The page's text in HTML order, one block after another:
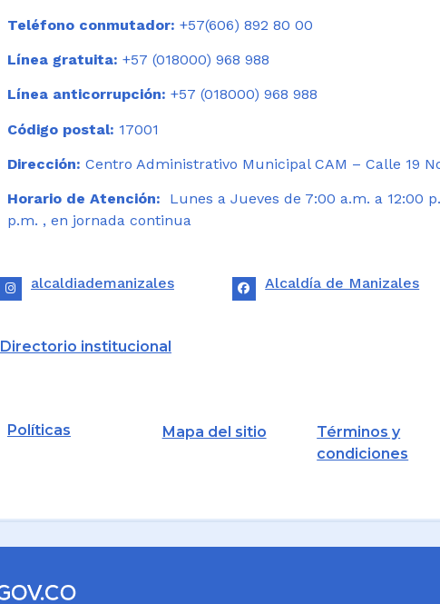
Teléfono conmutador: +57(606) 892 80 00
Línea gratuita: +57 (018000) 968 988
Línea anticorrupción: +57 (018000) 968 988
Código postal: 17001
Dirección: Centro Administrativo Municipal CAM – Calle 19
Horario de Atención: Lunes a Jueves de 7:00 a.m. a 12:00
p.m. , en jornada continua
alcaldiademanizales Alcaldía de Manizales
Directorio institucional
Políticas Mapa del sitio
Términos y
condiciones